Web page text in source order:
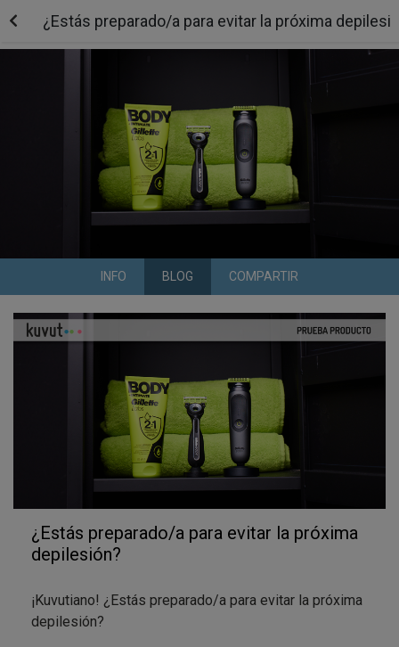
¿Estás preparado/a para evitar la próxima
INFO BLOG COMPARTIR
¿Estás preparado/a para evitar la próxima
depilesión?
¡Kuvutiano! ¿Estás preparado/a para evitar la próxima
depilesión?